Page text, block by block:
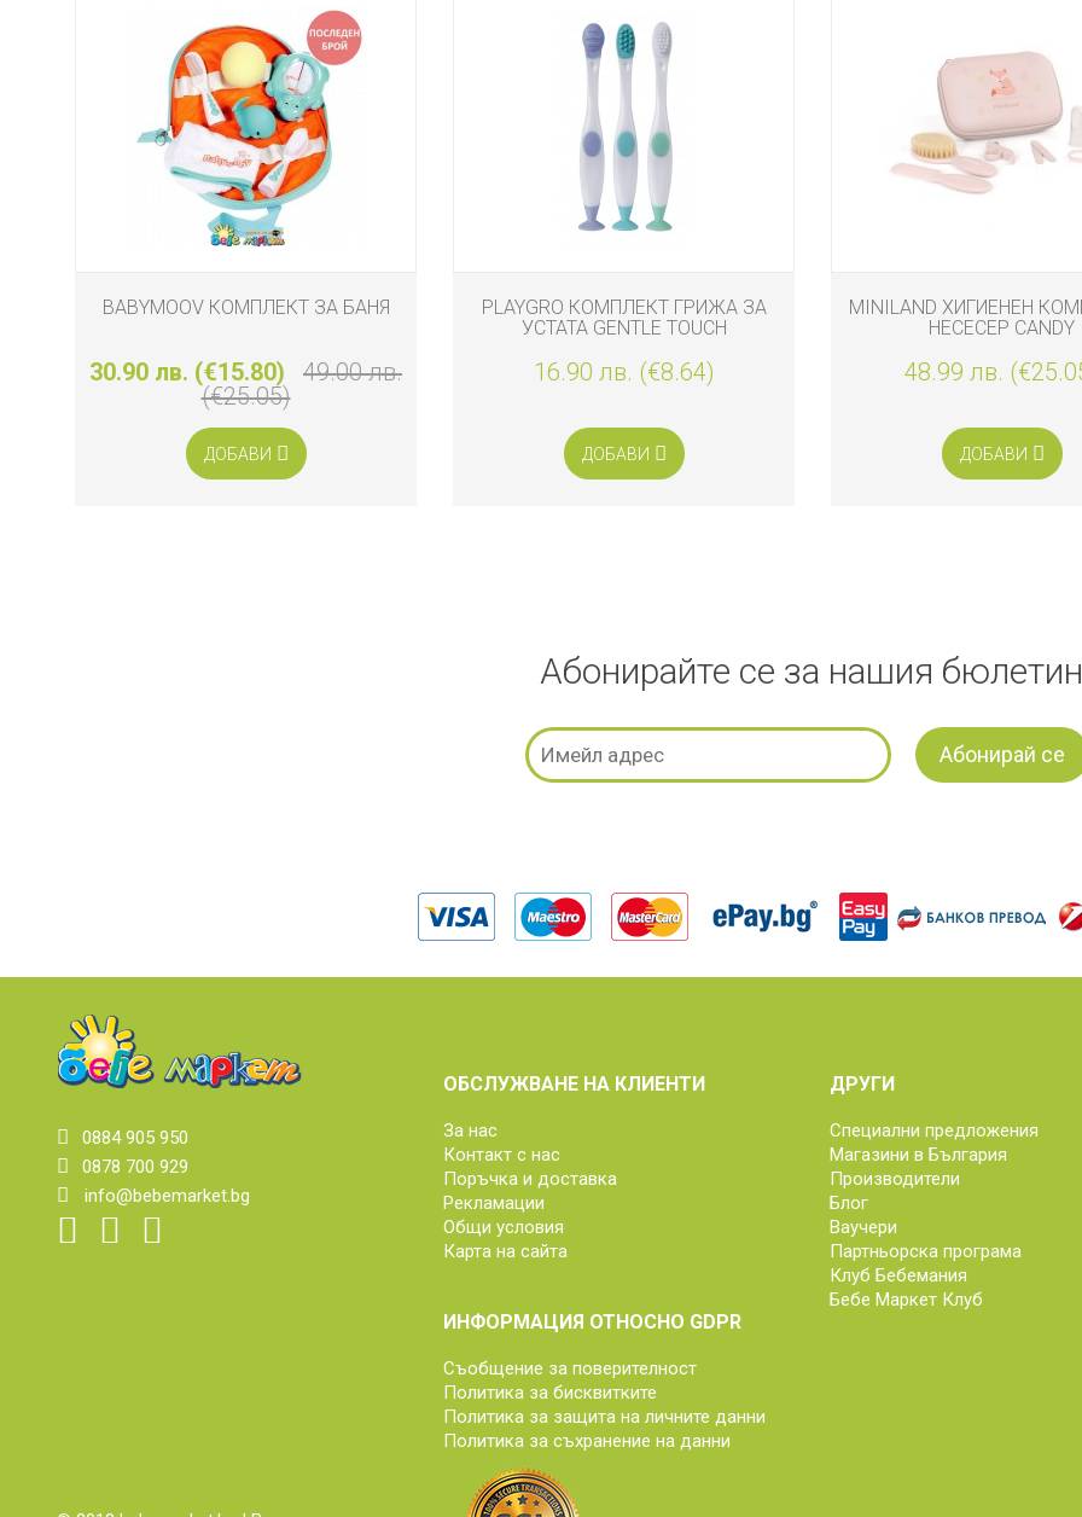
BABYMOOV КОМПЛЕКТ ЗА БАНЯ
30.90 лв. (€15.80)
49.00 лв.
(€25.05)
ДОБАВИ
PLAYGRO КОМПЛЕКТ ГРИЖА ЗА
УСТАТА GENTLE TOUCH
16.90 лв. (€8.64)
ДОБАВИ
MINILAND ХИГИЕНЕН
НЕСЕСЕР CANDY
48.99 лв.
ДОБАВИ
Абонирайте се за нашия бюлетин
0884 905 950
0878 700 929
info@bebemarket.bg
ОБСЛУЖВАНЕ НА КЛИЕНТИ
За нас
Контакт с нас
Поръчка и доставка
Рекламации
Общи условия
Карта на сайта
ИНФОРМАЦИЯ ОТНОСНО GDPR
Съобщение за поверителност
Политика за бисквитките
Политика за защита на личните данни
Политика за съхранение на данни
ДРУГИ
Специални предложения
Магазини в България
Производители
Блог
Ваучери
Партньорска програма
Клуб Бебемания
Бебе Маркет Клуб